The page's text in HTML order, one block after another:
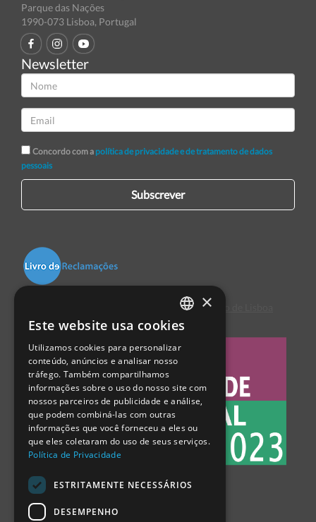
Parque das Nações
1990-073 Lisboa, Portugal
Newsletter
Concordo com a política de privacidade e de tratamento de dados
pessoais
Subscrever
Centro de Arbitragem de Conflitos de Consumo de Lisboa
PORTUGUESE
ENGLISH
SPANISH
×
Este website usa cookies
Utilizamos cookies para personalizar
conteúdo, anúncios e analisar nosso
tráfego. Também compartilhamos
informações sobre o uso do nosso site com
nossos parceiros de publicidade e análise,
que podem combiná-las com outras
informações que você forneceu a eles ou
que eles coletaram do uso de seus serviços.
Política de Privacidade
ESTRITAMENTE NECESSÁRIOS
DESEMPENHO